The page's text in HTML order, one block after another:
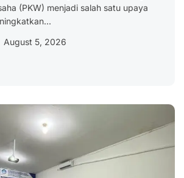
(PKW) menjadi salah satu upaya
August 5, 2026